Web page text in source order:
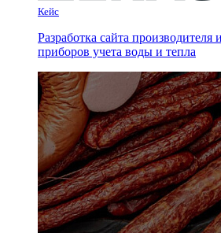
Кейс
Разработка сайта
приборов учета воды и тепла